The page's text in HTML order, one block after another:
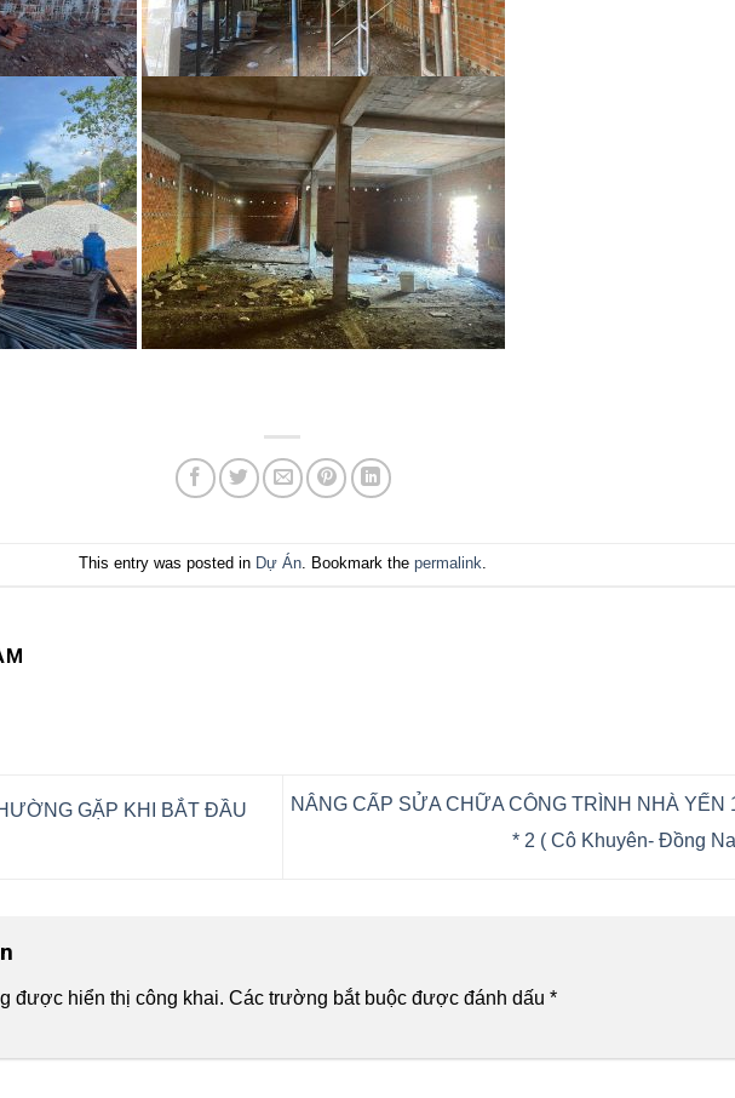
This entry was posted in Dự Án. Bookmark the permalink.
GẶP KHI BẮT ĐẦU
NÂNG CẤP SỬA CHỮA CÔNG TRÌNH NHÀ YẾN
* 2 ( Cô Khuyên- Đồng
được hiển thị công khai. Các trường bắt buộc được đánh dấu *